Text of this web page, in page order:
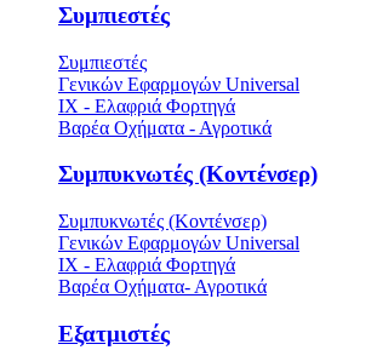
Συμπιεστές
Συμπιεστές
Γενικών Εφαρμογών Universal
ΙΧ - Ελαφριά Φορτηγά
Βαρέα Οχήματα - Αγροτικά
Συμπυκνωτές (Κοντένσερ)
Συμπυκνωτές (Κοντένσερ)
Γενικών Εφαρμογών Universal
ΙΧ - Ελαφριά Φορτηγά
Βαρέα Οχήματα- Αγροτικά
Εξατμιστές